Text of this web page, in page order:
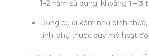
1–2 năm sử dụng: khoảng 1 – 3
Dụng cụ đi kèm như bình
tinh: phụ thuộc quy mô hoạt